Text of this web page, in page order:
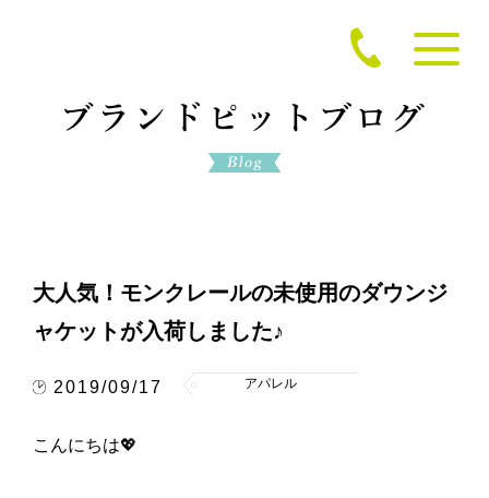
大人気！モンクレールの未使用のダウンジ
ャケットが入荷しました♪
2019/09/17 アパレル
こんにちは​💖